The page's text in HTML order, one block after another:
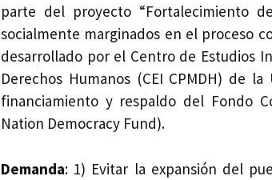
parte del proyecto “Fortalecimiento
socialmente marginados en el proceso
desarrollado por el Centro de Estudios
Derechos Humanos (CEI CPMDH) de
financiamiento y respaldo del Fondo
Nation Democracy Fund).
Demanda: 1) Evitar la expansión del